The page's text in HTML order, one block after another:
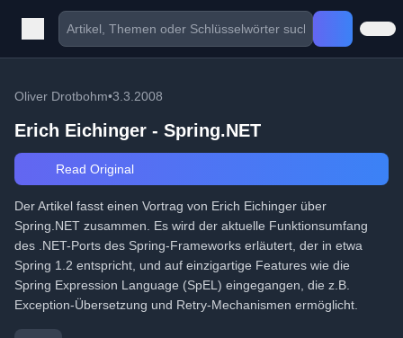
Oliver Drotbohm•3.3.2008
Erich Eichinger - Spring.NET
Read Original
Der Artikel fasst einen Vortrag von Erich Eichinger über
Spring.NET zusammen. Es wird der aktuelle Funktionsumfang
des .NET-Ports des Spring-Frameworks erläutert, der in etwa
Spring 1.2 entspricht, und auf einzigartige Features wie die
Spring Expression Language (SpEL) eingegangen, die z.B.
Exception-Übersetzung und Retry-Mechanismen ermöglicht.